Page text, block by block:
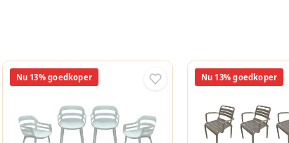
Nu 13% goedkoper Nu 13% goedkoper